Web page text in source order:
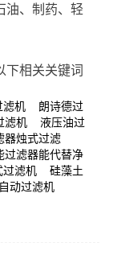
油、制药、轻
下相关关键词
滤机 朗诗德过
机 液压油过
烛式过滤
滤器能代替净
过滤机 硅藻土
动过滤机